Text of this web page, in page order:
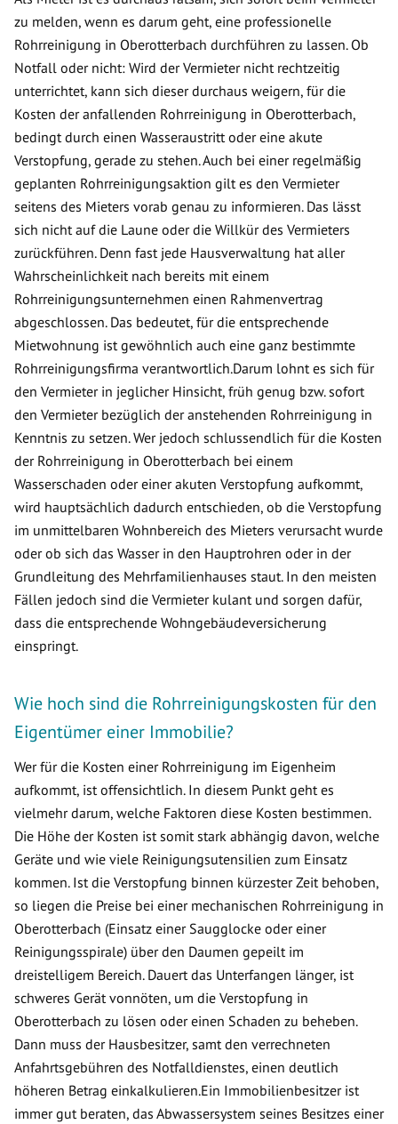
zu melden, wenn es darum geht, eine professionelle
Rohrreinigung in Oberotterbach durchführen zu lassen. Ob
Notfall oder nicht: Wird der Vermieter nicht rechtzeitig
unterrichtet, kann sich dieser durchaus weigern, für die
Kosten der anfallenden Rohrreinigung in Oberotterbach,
bedingt durch einen Wasseraustritt oder eine akute
Verstopfung, gerade zu stehen. Auch bei einer regelmäßig
geplanten Rohrreinigungsaktion gilt es den Vermieter
seitens des Mieters vorab genau zu informieren. Das lässt
sich nicht auf die Laune oder die Willkür des Vermieters
zurückführen. Denn fast jede Hausverwaltung hat aller
Wahrscheinlichkeit nach bereits mit einem
Rohrreinigungsunternehmen einen Rahmenvertrag
abgeschlossen. Das bedeutet, für die entsprechende
Mietwohnung ist gewöhnlich auch eine ganz bestimmte
Rohrreinigungsfirma verantwortlich.Darum lohnt es sich für
den Vermieter in jeglicher Hinsicht, früh genug bzw. sofort
den Vermieter bezüglich der anstehenden Rohrreinigung in
Kenntnis zu setzen. Wer jedoch schlussendlich für die Kosten
der Rohrreinigung in Oberotterbach bei einem
Wasserschaden oder einer akuten Verstopfung aufkommt,
wird hauptsächlich dadurch entschieden, ob die Verstopfung
im unmittelbaren Wohnbereich des Mieters verursacht wurde
oder ob sich das Wasser in den Hauptrohren oder in der
Grundleitung des Mehrfamilienhauses staut. In den meisten
Fällen jedoch sind die Vermieter kulant und sorgen dafür,
dass die entsprechende Wohngebäudeversicherung
einspringt.
Wie hoch sind die Rohrreinigungskosten für den
Eigentümer einer Immobilie?
Wer für die Kosten einer Rohrreinigung im Eigenheim
aufkommt, ist offensichtlich. In diesem Punkt geht es
vielmehr darum, welche Faktoren diese Kosten bestimmen.
Die Höhe der Kosten ist somit stark abhängig davon, welche
Geräte und wie viele Reinigungsutensilien zum Einsatz
kommen. Ist die Verstopfung binnen kürzester Zeit behoben,
so liegen die Preise bei einer mechanischen Rohrreinigung in
Oberotterbach (Einsatz einer Saugglocke oder einer
Reinigungsspirale) über den Daumen gepeilt im
dreistelligem Bereich. Dauert das Unterfangen länger, ist
schweres Gerät vonnöten, um die Verstopfung in
Oberotterbach zu lösen oder einen Schaden zu beheben.
Dann muss der Hausbesitzer, samt den verrechneten
Anfahrtsgebühren des Notfalldienstes, einen deutlich
höheren Betrag einkalkulieren.Ein Immobilienbesitzer ist
immer gut beraten, das Abwassersystem seines Besitzes einer